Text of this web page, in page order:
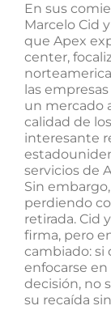
En sus
Marcelo Cid
que Apex
center,
las
un mercado
calidad de
interesante
servicios de
Sin
perdiendo
retirada. Cid
firma, pero
cambiado: si
enfocarse
decisión, no
su recaída